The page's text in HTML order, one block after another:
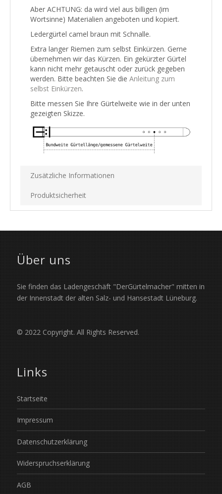
Aber ACHTUNG: da wird viel aus billigen (im
Wortsinne) Materialien angeboten und kopiert.
Ledergürtel camel braun mit Schnalle.
Extra langer Riemen zum selbst Einkürzen. Gerne
übernehmen wir das Kürzen. Ein gekürzter Gürtel
kann nicht mehr getauscht oder zurück gegeben
werden. Bitte beachten Sie die Anleitung zum
selbst Einkürzen.
Bitte messen Sie Ihre Gürtelweite wie in der unten
gezeigten Skizze.
Zusätzliche Informationen
Produktsicherheit
Über uns
Sie finden das Ladengeschäft "DerGürtelmacher" mitten in
der Innenstadt der alten Salz- und Hansestadt Lüneburg.
© 2022 Copyright. All Rights Reserved.
Links
Startseite
Impressum
Datenschutzerklärung
Widerspruchserklärung
AGB